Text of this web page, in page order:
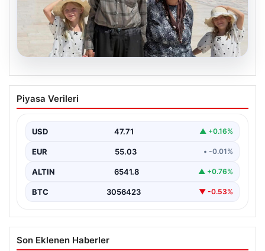
Yıldırım ailesinin 34 yıllık mucizesi:
Anıtkabir hayali gerçek oldu
Zeynep Yıldırım (59), tam 34 yıl boyunca…
Piyasa Verileri
USD 47.71 ▲ +0.16%
EUR 55.03 • -0.01%
ALTIN 6541.8 ▲ +0.76%
BTC 3056423 ▼ -0.53%
Son Eklenen Haberler